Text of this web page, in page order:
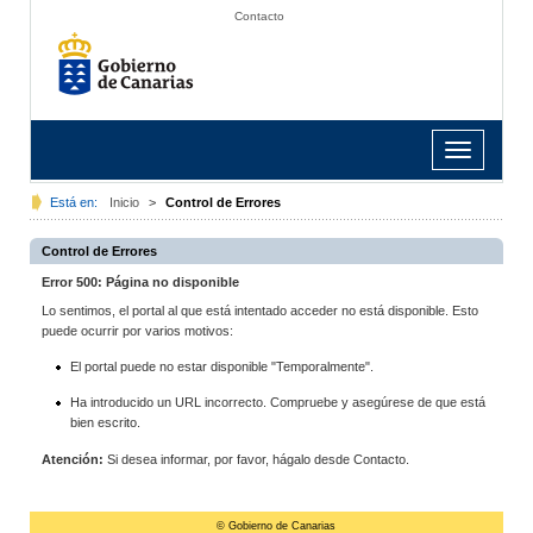
Contacto
Toggle
navigation
Está en: Inicio > Control de Errores
Control de Errores
Error 500: Página no disponible
Lo sentimos, el portal al que está intentado acceder no está disponible. Esto
puede ocurrir por varios motivos:
El portal puede no estar disponible "Temporalmente".
Ha introducido un URL incorrecto. Compruebe y asegúrese de que está
bien escrito.
Atención: Si desea informar, por favor, hágalo desde Contacto.
© Gobierno de Canarias